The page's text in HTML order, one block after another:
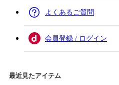
よくあるご質問
会員登録 / ログイン
最近見たアイテム